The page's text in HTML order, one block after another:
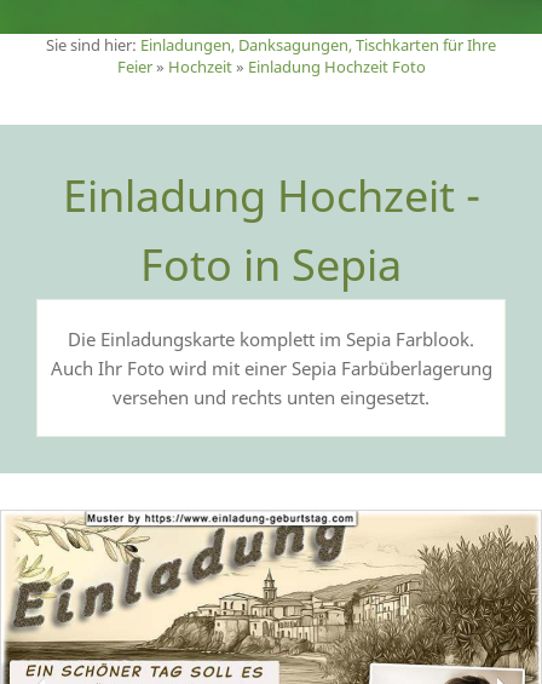
Sie sind hier: Einladungen, Danksagungen, Tischkarten für Ihre
Feier» Hochzeit» Einladung Hochzeit Foto
Einladung Hochzeit -
Foto in Sepia
Die Einladungskarte komplett im Sepia Farblook.
Auch Ihr Foto wird mit einer Sepia Farbüberlagerung
versehen und rechts unten eingesetzt.